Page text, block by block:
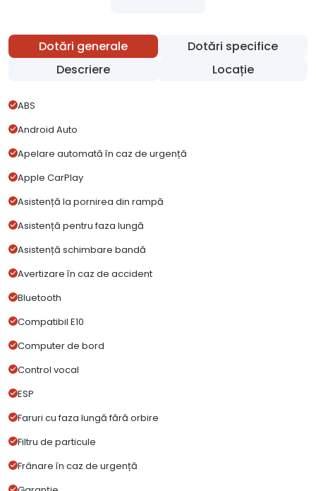
Dotări generale
Dotări specifice
Descriere
Locație
ABS
Android Auto
Apelare automată în caz de urgență
Apple CarPlay
Asistență la pornirea din rampă
Asistență pentru faza lungă
Asistență schimbare bandă
Avertizare în caz de accident
Bluetooth
Compatibil E10
Computer de bord
Control vocal
ESP
Faruri cu faza lungă fără orbire
Filtru de particule
Frânare în caz de urgență